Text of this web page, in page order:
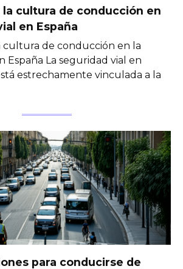
la cultura de conducción en
en España
cultura de conducción en la
España La seguridad vial en
estrechamente vinculada a la
para conducirse de